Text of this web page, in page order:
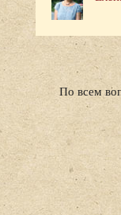
По всем